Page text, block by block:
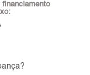
financiamento